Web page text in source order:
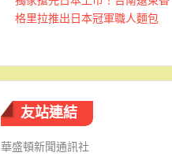
格里拉推出日本冠軍職人麵包
友站連結
華盛頓新聞通訊社